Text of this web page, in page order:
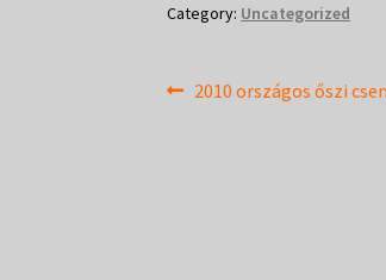
Category: Uncategorized
Bejegyzés
Previous
2010 országos őszi